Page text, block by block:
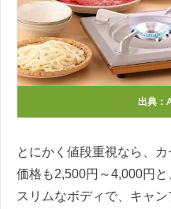
出典：
とにかく値段重視なら、カ
価格も2,500円～4,000円と
スリムなボディで、キャ